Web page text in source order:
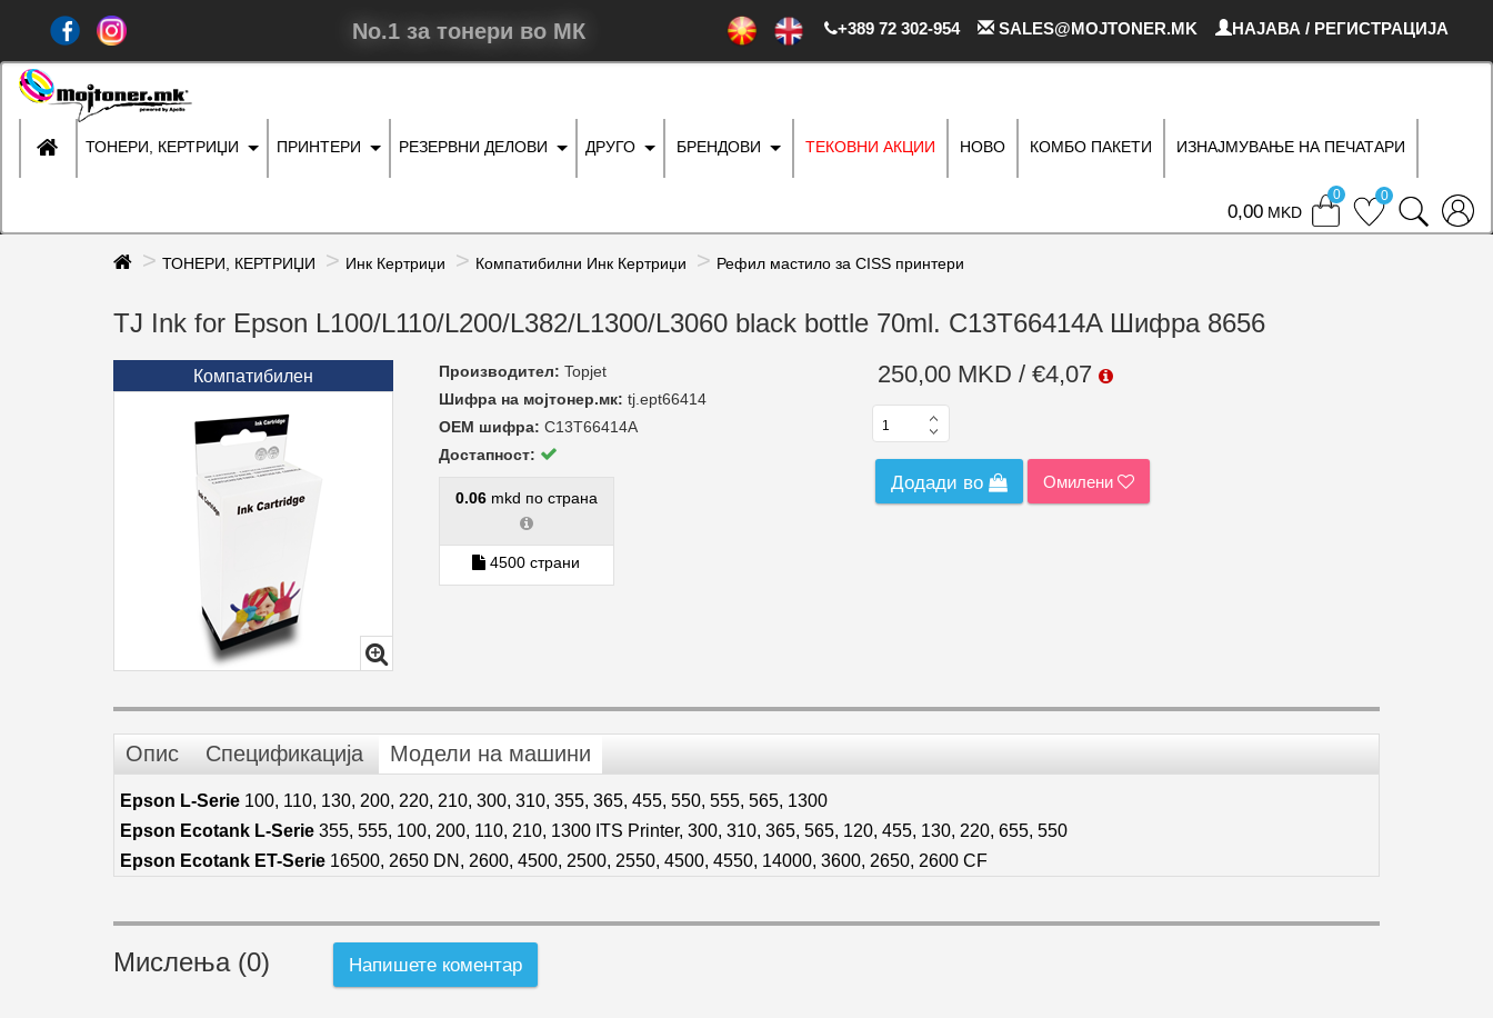
No.1 за тонери во МК +389 72 302-954 SALES@MOJTONER.MK НАЈАВА / РЕГИСТРАЦИЈА
ТОНЕРИ, КЕРТРИЏИ ПРИНТЕРИ РЕЗЕРВНИ ДЕЛОВИ ДРУГО БРЕНДОВИ ТЕКОВНИ АКЦИИ НОВО КОМБО ПАКЕТИ ИЗНАЈМУВАЊЕ НА ПЕЧАТАРИ
0 MKD
0 0
ТОНЕРИ, КЕРТРИЏИ Инк Кертриџи Компатибилни Инк Кертриџи Рефил мастило за CISS принтери
TJ Ink for Epson L100/L110/L200/L382/L1300/L3060 black bottle 70ml. C13T66414A Шифра 8656
Компатибилен Производител: Topjet
Шифра на мојтонер.мк: tj.ept66414
ОЕМ шифра: C13T66414A
Достапност:
0.06 mkd по страна
4500 страни
250,00 MKD / €4,07
Додади во Омилени
Опис Спецификација Модели на машини
Epson L-Serie 100, 110, 130, 200, 220, 210, 300, 310, 355, 365, 455, 550, 555, 565, 1300
Epson Ecotank L-Serie 355, 555, 100, 200, 110, 210, 1300 ITS Printer, 300, 310, 365, 565, 120, 455, 130, 220, 655, 550
Epson Ecotank ET-Serie 16500, 2650 DN, 2600, 4500, 2500, 2550, 4500, 4550, 14000, 3600, 2650, 2600 CF
Мислења (0) Напишете коментар